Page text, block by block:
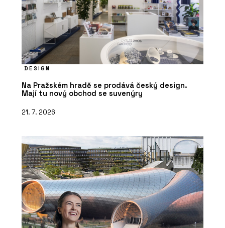
DESIGN
Na Pražském hradě se prodává český design.
Mají tu nový obchod se suvenýry
21. 7. 2026